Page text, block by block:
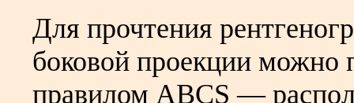
Для прочтения
боковой проекции можно
правилом ABCS —